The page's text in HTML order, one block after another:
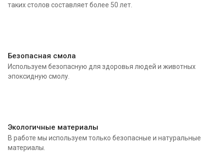
таких столов составляет более 50 лет.
Безопасная смола
Используем безопасную для здоровья людей и животных
эпоксидную смолу.
Экологичные материалы
В работе мы используем только безопасные и натуральные
материалы.